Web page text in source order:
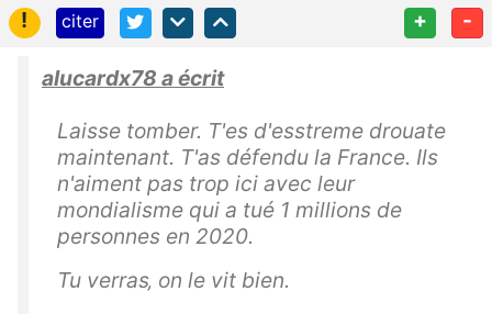
!
citer + -
alucardx78 a écrit
Laisse tomber. T'es d'esstreme drouate
maintenant. T'as défendu la France. Ils
n'aiment pas trop ici avec leur
mondialisme qui a tué 1 millions de
personnes en 2020.
Tu verras‚ on le vit bien.